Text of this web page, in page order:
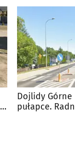
Dojlidy
pułapce.